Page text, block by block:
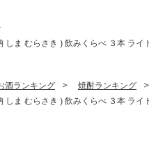
しま むらさき ) 飲みくらべ ３本 ラ
酒ランキング
焼酎ランキング
しま むらさき ) 飲みくらべ ３本 ラ